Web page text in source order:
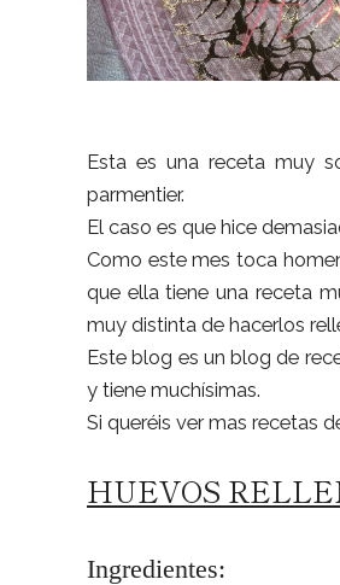
Esta es una receta muy
parmentier.
El caso es que hice
Como este mes toca
que ella tiene una receta
muy distinta de hacerlos
Este blog es un blog de
y tiene muchísimas.
Si queréis ver mas recetas
HUEVOS
Ingredientes: